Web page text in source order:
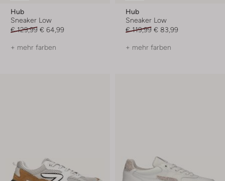
Hub
Sneaker Low
€ 129,99 € 64,99
+ mehr farben
Hub
Sneaker Low
€ 119,99 € 83,99
+ mehr farben